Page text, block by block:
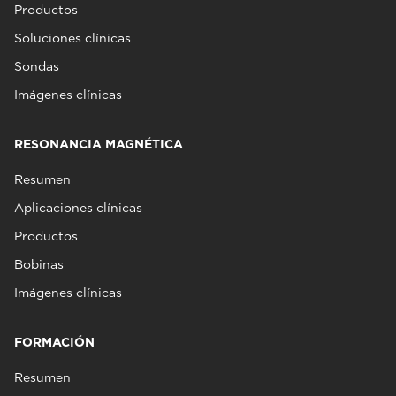
Productos
Soluciones clínicas
Sondas
Imágenes clínicas
RESONANCIA MAGNÉTICA
Resumen
Aplicaciones clínicas
Productos
Bobinas
Imágenes clínicas
FORMACIÓN
Resumen